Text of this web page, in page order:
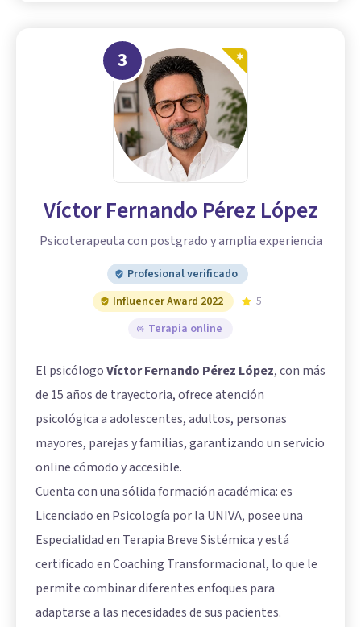
3
Víctor Fernando Pérez López
Psicoterapeuta con postgrado y amplia experiencia
Profesional verificado
Influencer Award 2022
5
Terapia online
El psicólogoVíctor Fernando Pérez López, con más
de 15 años de trayectoria, ofrece atención
psicológica a adolescentes, adultos, personas
mayores, parejas y familias, garantizando un servicio
online cómodo y accesible.
Cuenta con una sólida formación académica: es
Licenciado en Psicología por la UNIVA, posee una
Especialidad en Terapia Breve Sistémica y está
certificado en Coaching Transformacional, lo que le
permite combinar diferentes enfoques para
adaptarse a las necesidades de sus pacientes.